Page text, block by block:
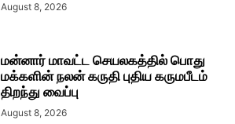
August 8, 2026
மன்னார் மாவட்ட செயலகத்தில் பொது
மக்களின் நலன் கருதி புதிய கருமபீடம்
திறந்து வைப்பு
August 8, 2026